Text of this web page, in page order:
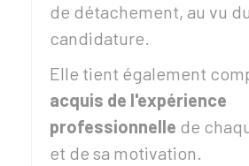
de détachement, au vu
candidature.
Elle tient également
acquis de l'expérience
professionnelle de
et de sa motivation.